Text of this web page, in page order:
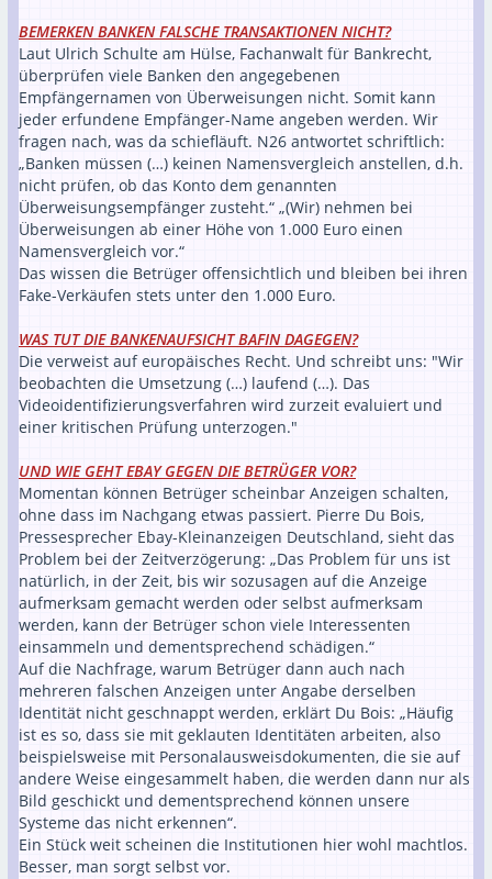
BEMERKEN BANKEN FALSCHE TRANSAKTIONEN NICHT?
Laut Ulrich Schulte am Hülse, Fachanwalt für Bankrecht,
überprüfen viele Banken den angegebenen
Empfängernamen von Überweisungen nicht. Somit kann
jeder erfundene Empfänger-Name angeben werden. Wir
fragen nach, was da schiefläuft. N26 antwortet schriftlich:
„Banken müssen (…) keinen Namensvergleich anstellen, d.h.
nicht prüfen, ob das Konto dem genannten
Überweisungsempfänger zusteht.“ „(Wir) nehmen bei
Überweisungen ab einer Höhe von 1.000 Euro einen
Namensvergleich vor.“
Das wissen die Betrüger offensichtlich und bleiben bei ihren
Fake-Verkäufen stets unter den 1.000 Euro.
WAS TUT DIE BANKENAUFSICHT BAFIN DAGEGEN?
Die verweist auf europäisches Recht. Und schreibt uns: "Wir
beobachten die Umsetzung (…) laufend (…). Das
Videoidentifizierungsverfahren wird zurzeit evaluiert und
einer kritischen Prüfung unterzogen."
UND WIE GEHT EBAY GEGEN DIE BETRÜGER VOR?
Momentan können Betrüger scheinbar Anzeigen schalten,
ohne dass im Nachgang etwas passiert. Pierre Du Bois,
Pressesprecher Ebay-Kleinanzeigen Deutschland, sieht das
Problem bei der Zeitverzögerung: „Das Problem für uns ist
natürlich, in der Zeit, bis wir sozusagen auf die Anzeige
aufmerksam gemacht werden oder selbst aufmerksam
werden, kann der Betrüger schon viele Interessenten
einsammeln und dementsprechend schädigen.“
Auf die Nachfrage, warum Betrüger dann auch nach
mehreren falschen Anzeigen unter Angabe derselben
Identität nicht geschnappt werden, erklärt Du Bois: „Häufig
ist es so, dass sie mit geklauten Identitäten arbeiten, also
beispielsweise mit Personalausweisdokumenten, die sie auf
andere Weise eingesammelt haben, die werden dann nur als
Bild geschickt und dementsprechend können unsere
Systeme das nicht erkennen“.
Ein Stück weit scheinen die Institutionen hier wohl machtlos.
Besser, man sorgt selbst vor.